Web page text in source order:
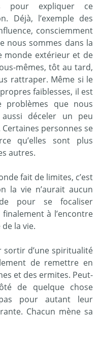
pour expliquer ce
Déjà, l’exemple des
consciemment
nous sommes dans la
monde extérieur et de
mêmes, tôt au tard,
rattraper. Même si le
faiblesses, il est
que nous
déceler un peu
personnes se
qu’elles sont plus
autres.
fait de limites, c’est
la vie n’aurait aucun
pour se focaliser
à l’encontre
la vie.
sortir d’une spiritualité
de remettre en
et des ermites. Peut-
de quelque chose
pour autant leur
Chacun mène sa